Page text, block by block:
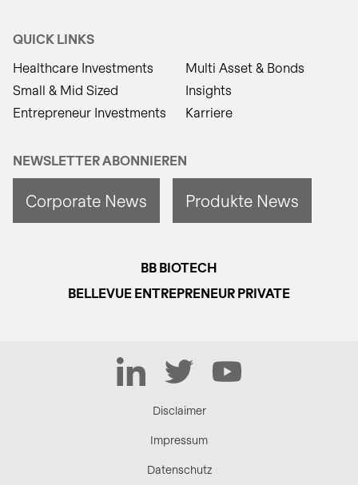
QUICK LINKS
Healthcare Investments
Small & Mid Sized
Entrepreneur Investments
Multi Asset & Bonds
Insights
Karriere
NEWSLETTER ABONNIEREN
Corporate News Produkte News
BB BIOTECH
BELLEVUE ENTREPRENEUR PRIVATE
LinkedIn Twitter YouTube
Disclaimer
Impressum
Datenschutz